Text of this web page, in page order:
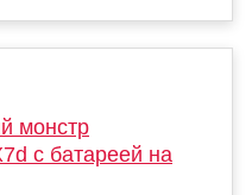
монстр
с батареей на